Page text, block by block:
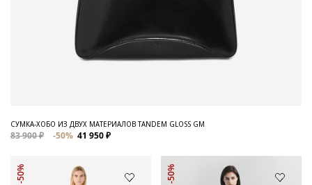
СУМКА-ХОБО ИЗ ДВУХ МАТЕРИАЛОВ TANDEM GLOSS GM
83 900 ₽ -50% 41 950 ₽
-50% -50%